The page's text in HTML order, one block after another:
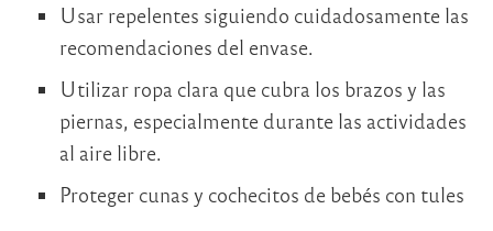
Usar repelentes siguiendo cuidadosamente las
recomendaciones del envase.
Utilizar ropa clara que cubra los brazos y las
piernas, especialmente durante las actividades
al aire libre.
Proteger cunas y cochecitos de bebés con tules